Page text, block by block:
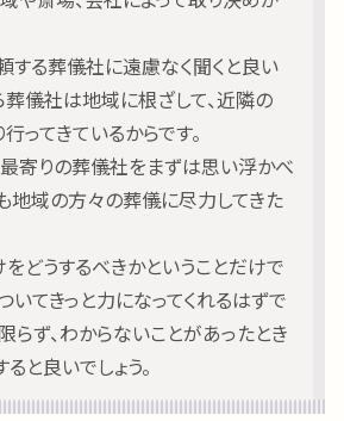
する葬儀社に遠慮なく聞くと良い
葬儀社は地域に根ざして、近隣の
ってきているからです。
寄りの葬儀社をまずは思い浮かべ
地域の方々の葬儀に尽力してきた
どうするべきかということだけで
いてきっと力になってくれるはずで
らず、わからないことがあったとき
と良いでしょう。